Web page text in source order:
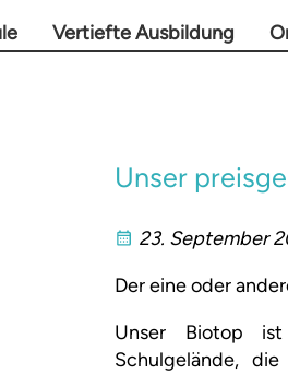
Vertiefte Ausbildung
Unser
23. September
Der eine oder
Unser Biotop
Schulgelände,